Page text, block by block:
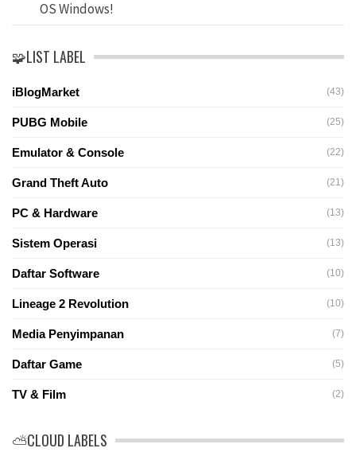
OS Windows!
🧩LIST LABEL
iBlogMarket (43)
PUBG Mobile (25)
Emulator & Console (22)
Grand Theft Auto (21)
PC & Hardware (13)
Sistem Operasi (13)
Daftar Software (10)
Lineage 2 Revolution (10)
Media Penyimpanan (7)
Daftar Game (5)
TV & Film (2)
⛅CLOUD LABELS